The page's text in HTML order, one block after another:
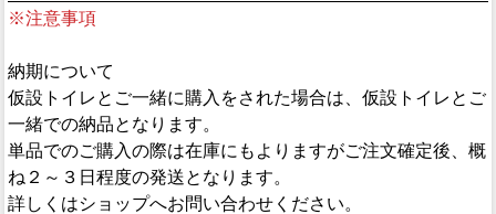
※注意事項
納期について
仮設トイレとご一緒に購入をされた場合は、仮設トイレとご
一緒での納品となります。
単品でのご購入の際は在庫にもよりますがご注文確定後、概
ね２～３日程度の発送となります。
詳しくはショップへお問い合わせください。